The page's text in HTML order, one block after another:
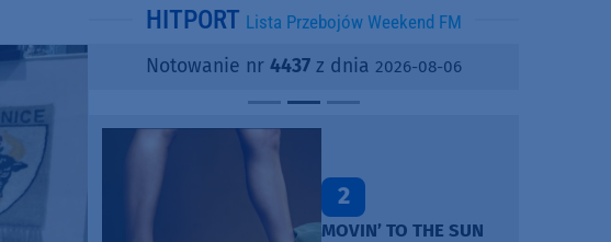
informuje o
i ofertach
najmu
SPC, WPC i
kamienny
HITPORT Lista Przebojów Weekend FM
Notowanie nr 4437 z dnia 2026-08-06
2
MOVIN’ TO THE SUN